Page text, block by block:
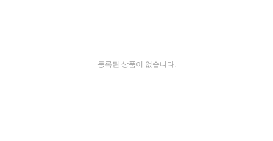
등록된 상품이 없습니다.